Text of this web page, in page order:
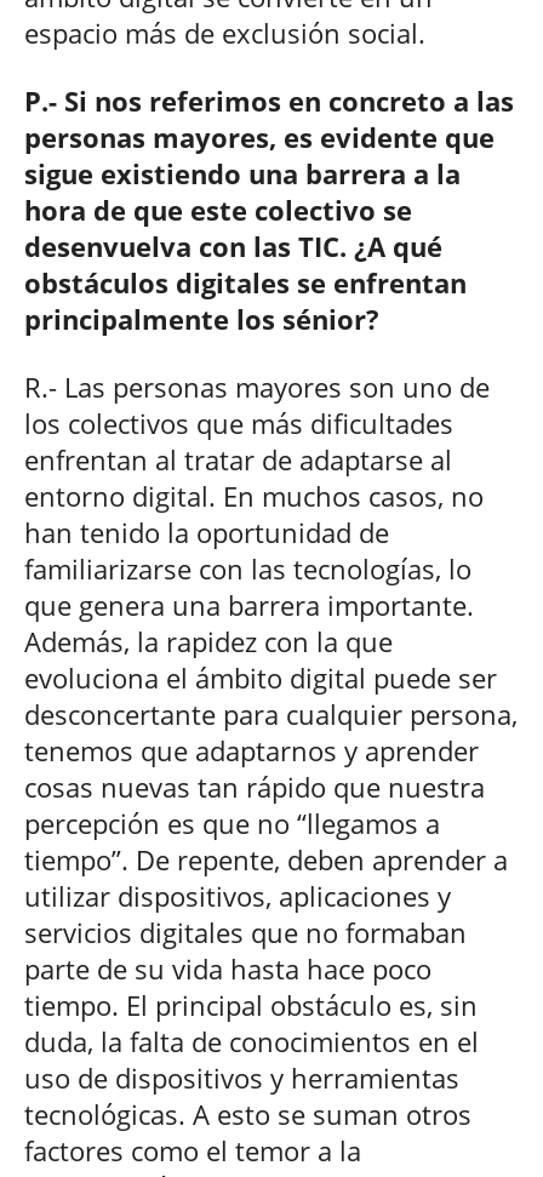
espacio más de exclusión social.
P.- Si nos referimos en concreto a las
personas mayores, es evidente que
sigue existiendo una barrera a la
hora de que este colectivo se
desenvuelva con las TIC. ¿A qué
obstáculos digitales se enfrentan
principalmente los sénior?
R.- Las personas mayores son uno de
los colectivos que más dificultades
enfrentan al tratar de adaptarse al
entorno digital. En muchos casos, no
han tenido la oportunidad de
familiarizarse con las tecnologías, lo
que genera una barrera importante.
Además, la rapidez con la que
evoluciona el ámbito digital puede ser
desconcertante para cualquier persona,
tenemos que adaptarnos y aprender
cosas nuevas tan rápido que nuestra
percepción es que no “llegamos a
tiempo”. De repente, deben aprender a
utilizar dispositivos, aplicaciones y
servicios digitales que no formaban
parte de su vida hasta hace poco
tiempo. El principal obstáculo es, sin
duda, la falta de conocimientos en el
uso de dispositivos y herramientas
tecnológicas. A esto se suman otros
factores como el temor a la